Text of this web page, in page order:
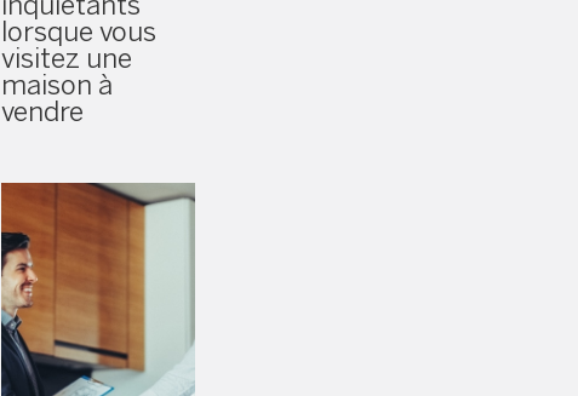
lorsque vous
visitez une
maison à
vendre